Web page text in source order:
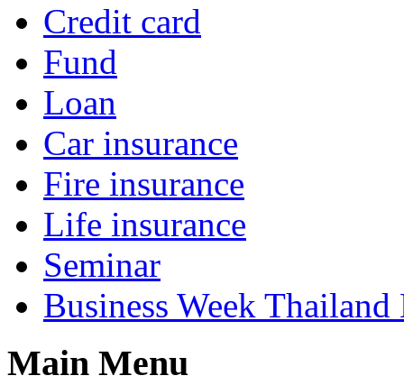
Credit card
Fund
Loan
Car insurance
Fire insurance
Life insurance
Seminar
Business Week Thailand
Main Menu